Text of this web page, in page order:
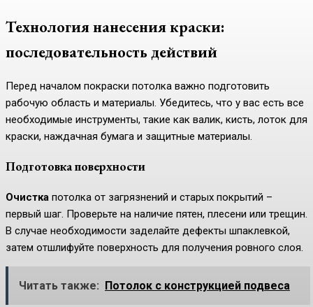
Технология нанесения краски:
последовательность действий
Перед началом покраски потолка важно подготовить
рабочую область и материалы. Убедитесь, что у вас есть все
необходимые инструменты, такие как валик, кисть, лоток для
краски, наждачная бумага и защитные материалы.
Подготовка поверхности
Очистка потолка от загрязнений и старых покрытий –
первый шаг. Проверьте на наличие пятен, плесени или трещин.
В случае необходимости заделайте дефекты шпаклевкой,
затем отшлифуйте поверхность для получения ровного слоя.
Читать также: Потолок с конструкцией подвеса